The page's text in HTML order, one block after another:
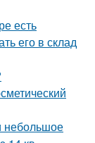
есть
его в склад
небольшое